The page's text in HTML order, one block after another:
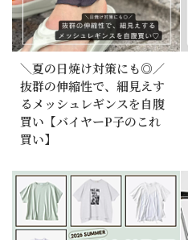
＼夏の日焼け対策にも◎／
抜群の伸縮性で、細見えす
るメッシュレギンスを自腹
買い【バイヤーP子のこれ
買い】